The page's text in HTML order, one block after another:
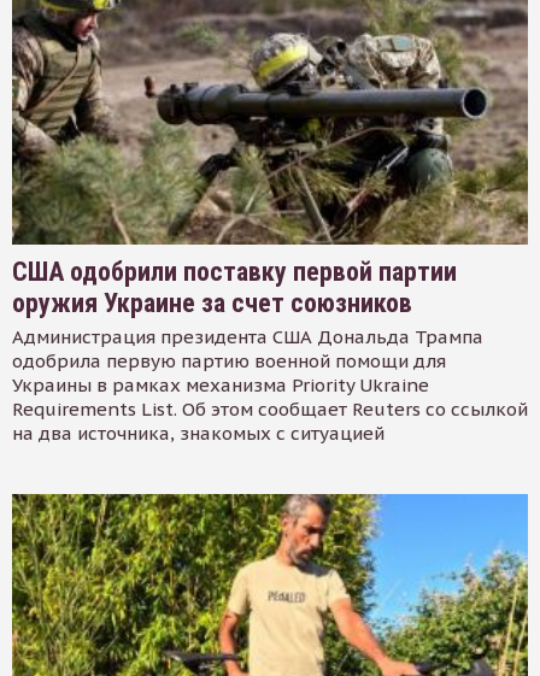
США одобрили поставку первой партии
оружия Украине за счет союзников
Администрация президента США Дональда Трампа
одобрила первую партию военной помощи для
Украины в рамках механизма Priority Ukraine
Requirements List. Об этом сообщает Reuters со ссылкой
на два источника, знакомых с ситуацией